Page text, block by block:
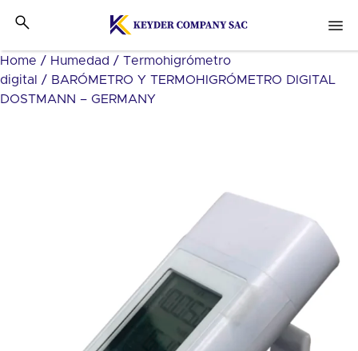
Home / Humedad / Termohigrómetro
digital
/ BARÓMETRO Y TERMOHIGRÓMETRO DIGITAL
DOSTMANN – GERMANY